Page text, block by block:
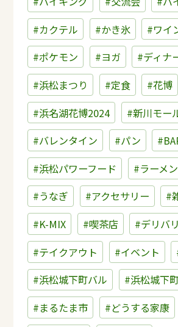
#カクテル
#かき氷
#ワイ
#ポケモン
#ヨガ
#ディナ
#浜松まつり
#定食
#花博
#浜名湖花博2024
#新川モー
#バレンタイン
#パン
#浜松パワーフード
#ラーメン
#うなぎ
#アクセサリー
#
#K-MIX
#喫茶店
#デリバ
#テイクアウト
#イベント
#浜松城下町バル
#浜松城下
#まるたま市
#どうする家康